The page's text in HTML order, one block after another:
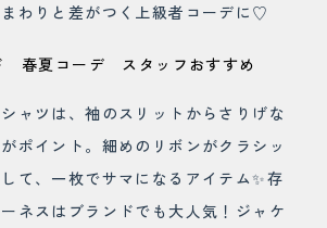
わりと差がつく上級者コーデに♡
ャツは、袖のスリットからさりげな
ポイント。細めのリボンがクラシッ
て、一枚でサマになるアイテム✨存
ネスはブランドでも大人気！ジャケ